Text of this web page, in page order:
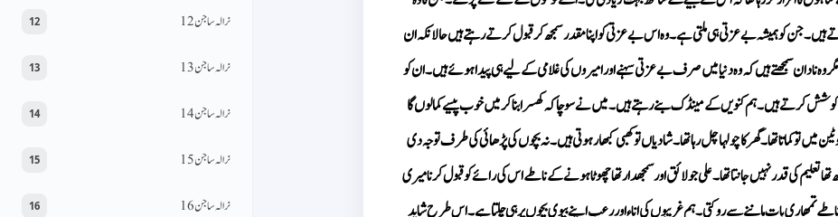
12 نرالہ ساجن 12
13 نرالہ ساجن 13
14 نرالہ ساجن 14
15 نرالہ ساجن 15
16 نرالہ ساجن 16